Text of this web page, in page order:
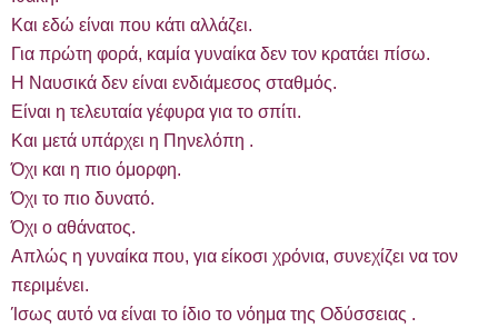
Και εδώ είναι που κάτι αλλάζει.
Για πρώτη φορά, καμία γυναίκα δεν τον κρατάει πίσω.
Η Ναυσικά δεν είναι ενδιάμεσος σταθμός.
Είναι η τελευταία γέφυρα για το σπίτι.
Και μετά υπάρχει η Πηνελόπη .
Όχι και η πιο όμορφη.
Όχι το πιο δυνατό.
Όχι ο αθάνατος.
Απλώς η γυναίκα που, για είκοσι χρόνια, συνεχίζει να τον
περιμένει.
Ίσως αυτό να είναι το ίδιο το νόημα της Οδύσσειας .